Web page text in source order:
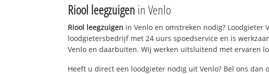
Riool leegzuigen in Venlo
Riool leegzuigen in Venlo en omstreken nodig? Loodgieter
loodgietersbedrijf met 24 uurs spoedservice en is
Venlo en daarbuiten. Wij werken uitsluitend met ervaren
Heeft u direct een loodgieter nodig uit Venlo? Bel ons dan